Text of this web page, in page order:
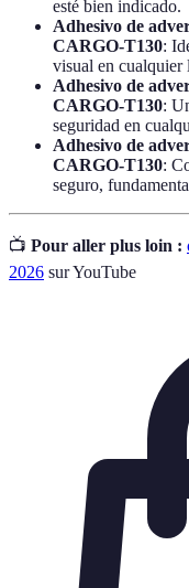
esté bien indicado.
Adhesivo de
CARGO-T130:
visual en cualquier
Adhesivo de
CARGO-T130:
seguridad en
Adhesivo de
CARGO-T130:
seguro,
📺 Pour aller plus loin :
2026 sur YouTube